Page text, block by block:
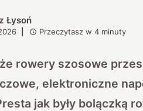
Łysoń
Przeczytasz w4 minuty
rowery szosowe
elektroniczne
jak były bolączką